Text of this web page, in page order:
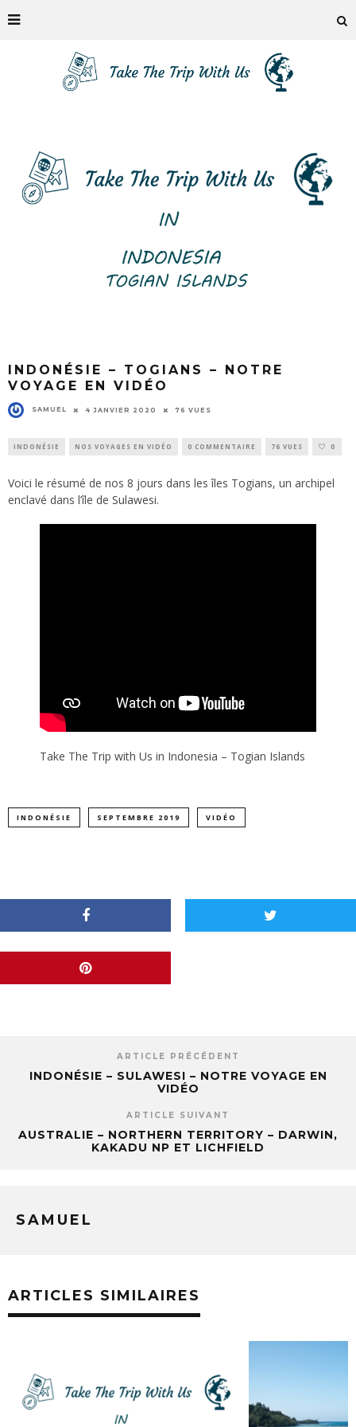
INDONÉSIE – TOGIANS – NOTRE
VOYAGE EN VIDÉO
SAMUEL 4 JANVIER 2020 76 VUES
INDONÉSIE NOS VOYAGES EN VIDÉO 0 COMMENTAIRE 76 VUES 0
Voici le résumé de nos 8 jours dans les îles Togians, un archipel
enclavé dans l’île de Sulawesi.
Take The Trip with Us in Indonesia – Togian Islands
INDONÉSIE SEPTEMBRE 2019 VIDÉO
ARTICLE PRÉCÉDENT
INDONÉSIE – SULAWESI – NOTRE VOYAGE EN
VIDÉO
ARTICLE SUIVANT
AUSTRALIE – NORTHERN TERRITORY – DARWIN,
KAKADU NP ET LICHFIELD
SAMUEL
ARTICLES SIMILAIRES